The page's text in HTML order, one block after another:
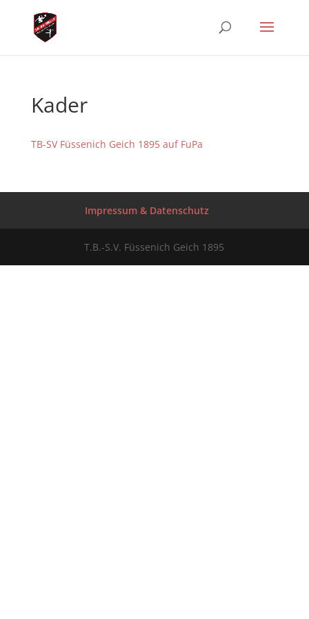
Kader
TB-SV Füssenich Geich 1895 auf FuPa
Impressum & Datenschutz
T.B.-S.V. Füssenich Geich 1895